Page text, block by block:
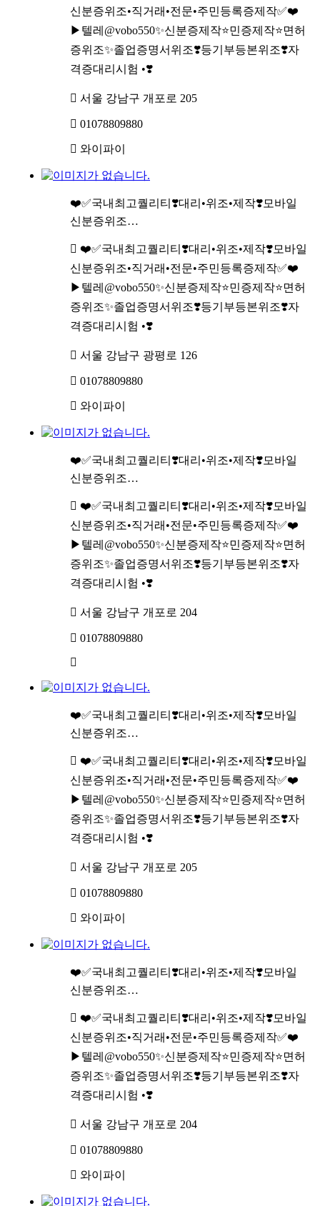
신분증위조•직거래•전문•주민등록증제작✅❤️
▶텔레@vobo550✨신분증제작⭐민증제작⭐면허
증위조✨졸업증명서위조❣️등기부등본위조❣️자
격증대리시험 •❣️
서울 강남구 개포로 205
01078809880
와이파이
❤️✅국내최고퀄리티❣️대리•위조•제작❣️모바일
신분증위조…
❤️✅국내최고퀄리티❣️대리•위조•제작❣️모바일
신분증위조•직거래•전문•주민등록증제작✅❤️
▶텔레@vobo550✨신분증제작⭐민증제작⭐면허
증위조✨졸업증명서위조❣️등기부등본위조❣️자
격증대리시험 •❣️
서울 강남구 광평로 126
01078809880
와이파이
❤️✅국내최고퀄리티❣️대리•위조•제작❣️모바일
신분증위조…
❤️✅국내최고퀄리티❣️대리•위조•제작❣️모바일
신분증위조•직거래•전문•주민등록증제작✅❤️
▶텔레@vobo550✨신분증제작⭐민증제작⭐면허
증위조✨졸업증명서위조❣️등기부등본위조❣️자
격증대리시험 •❣️
서울 강남구 개포로 204
01078809880
❤️✅국내최고퀄리티❣️대리•위조•제작❣️모바일
신분증위조…
❤️✅국내최고퀄리티❣️대리•위조•제작❣️모바일
신분증위조•직거래•전문•주민등록증제작✅❤️
▶텔레@vobo550✨신분증제작⭐민증제작⭐면허
증위조✨졸업증명서위조❣️등기부등본위조❣️자
격증대리시험 •❣️
서울 강남구 개포로 205
01078809880
와이파이
❤️✅국내최고퀄리티❣️대리•위조•제작❣️모바일
신분증위조…
❤️✅국내최고퀄리티❣️대리•위조•제작❣️모바일
신분증위조•직거래•전문•주민등록증제작✅❤️
▶텔레@vobo550✨신분증제작⭐민증제작⭐면허
증위조✨졸업증명서위조❣️등기부등본위조❣️자
격증대리시험 •❣️
서울 강남구 개포로 204
01078809880
와이파이